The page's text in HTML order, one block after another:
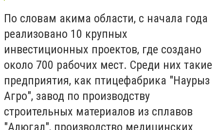
По словам акима области, с начала года
реализовано 10 крупных
инвестиционных проектов, где создано
около 700 рабочих мест. Среди них такие
предприятия, как птицефабрика "Наурыз
Агро", завод по производству
строительных материалов из сплавов
"Алюгал", производство медицинских